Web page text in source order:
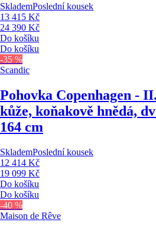
SklademPoslední kousek
13 415 Kč
24 390 Kč
Do košíku
Do košíku
-35 %
Scandic
Pohovka Copenhagen -
kůže, koňakově hnědá,
164 cm
SklademPoslední kousek
12 414 Kč
19 099 Kč
Do košíku
Do košíku
-40 %
Maison de Rêve